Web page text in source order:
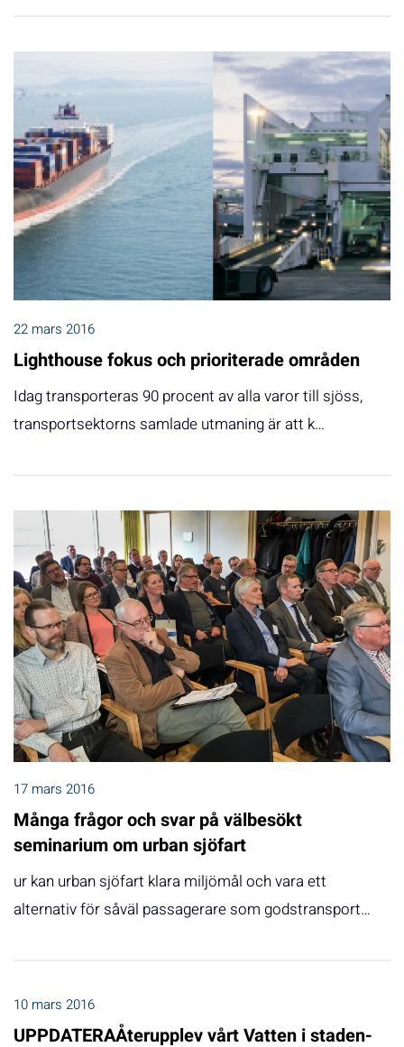
22 mars 2016
Lighthouse fokus och prioriterade områden
Idag transporteras 90 procent av alla varor till sjöss,
transportsektorns samlade utmaning är att k…
17 mars 2016
Många frågor och svar på välbesökt
seminarium om urban sjöfart
ur kan urban sjöfart klara miljömål och vara ett
alternativ för såväl passagerare som godstransport…
10 mars 2016
UPPDATERAÅterupplev vårt Vatten i staden-